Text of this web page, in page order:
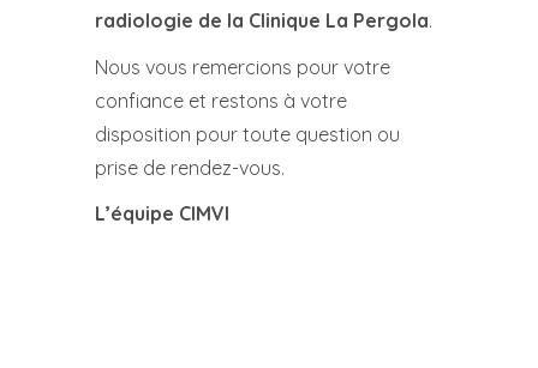
radiologie de la Clinique La Pergola.
Nous vous remercions pour votre
confiance et restons à votre
disposition pour toute question ou
prise de rendez-vous.
L’équipe CIMVI